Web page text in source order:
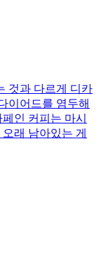
것과 다르게 디카
이어드를 염두해
인 커피는 마시
래 남아있는 게